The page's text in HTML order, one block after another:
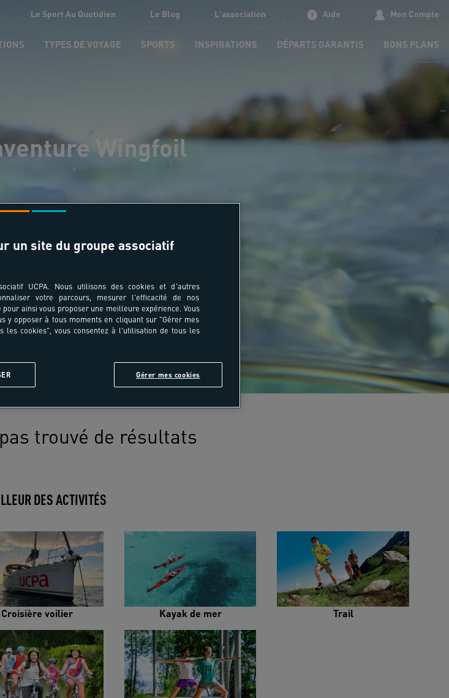
Le Sport Au Quotidien Le Blog L'association Aide Mon Compte
TYPES DE VOYAGE SPORTS INSPIRATIONS DÉPARTS GARANTIS BONS PLANS
Wingfoil
trouvé de résultats
DES ACTIVITÉS
Croisière voilier Kayak de mer Trail
un site du groupe associatif
UCPA. Nous utilisons des cookies et d'autres
votre parcours, mesurer l'efficacité de nos
ainsi vous proposer une meilleure expérience. Vous
y opposer à tous moments en cliquant sur "Gérer mes
les cookies", vous consentez à l'utilisation de tous les
Gérer mes cookies